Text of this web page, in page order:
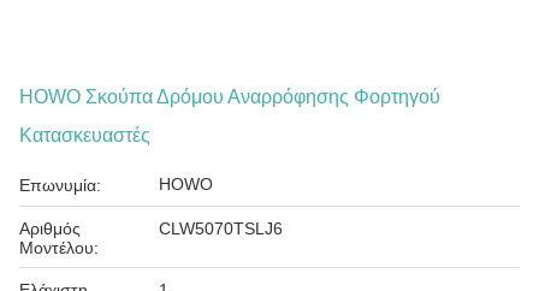
HOWO Σκούπα Δρόμου Αναρρόφησης Φορτηγού
Κατασκευαστές
Επωνυμία: HOWO
Αριθμός
Μοντέλου:
CLW5070TSLJ6